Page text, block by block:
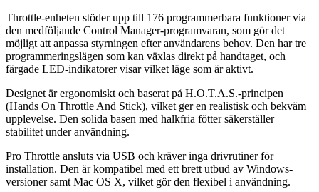
Throttle-enheten stöder upp till 176 programmerbara funktioner via
den medföljande Control Manager-programvaran, som gör det
möjligt att anpassa styrningen efter användarens behov. Den har tre
programmeringslägen som kan växlas direkt på handtaget, och
färgade LED-indikatorer visar vilket läge som är aktivt.
Designet är ergonomiskt och baserat på H.O.T.A.S.-principen
(Hands On Throttle And Stick), vilket ger en realistisk och bekväm
upplevelse. Den solida basen med halkfria fötter säkerställer
stabilitet under användning.
Pro Throttle ansluts via USB och kräver inga drivrutiner för
installation. Den är kompatibel med ett brett utbud av Windows-
versioner samt Mac OS X, vilket gör den flexibel i användning.